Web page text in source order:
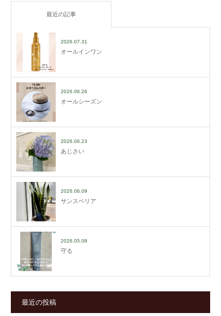
最近の記事
2026.07.31
オールインワン
2026.06.26
オールシーズン
2026.06.23
あじさい
2026.06.09
サンスベリア
2026.05.08
守る
最近の投稿